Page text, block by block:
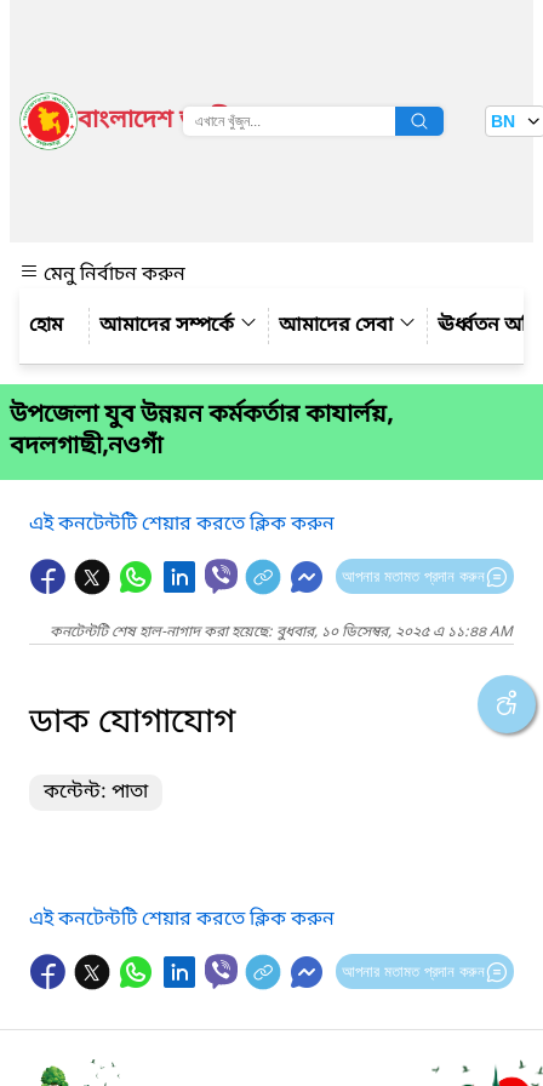
বাংলাদেশ জাতীয় তথ্য বাতায়ন BN
মেনু নির্বাচন করুন
আমাদের সম্পর্কে
আমাদের সেবা ঊর্ধ্বতন
উপজেলা যুব উন্নয়ন কর্মকর্তার কাযার্লয়,
বদলগাছী,নওগাঁ
এই কনটেন্টটি শেয়ার করতে ক্লিক করুন
আপনার মতামত প্রদান করুন
কনটেন্টটি শেষ হাল-নাগাদ করা হয়েছে: বুধবার, ১০ ডিসেম্বর, ২০২৫ এ ১১:৪৪ AM
ডাক যোগাযোগ
কন্টেন্ট: পাতা
এই কনটেন্টটি শেয়ার করতে ক্লিক করুন
আপনার মতামত প্রদান করুন